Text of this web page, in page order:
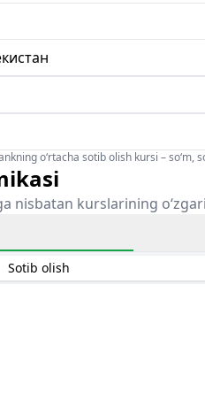
o‘rtacha sotib olish kursi –
nisbatan kurslarining
Sotib olish